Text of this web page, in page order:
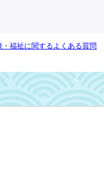
・福祉に関するよくある質問